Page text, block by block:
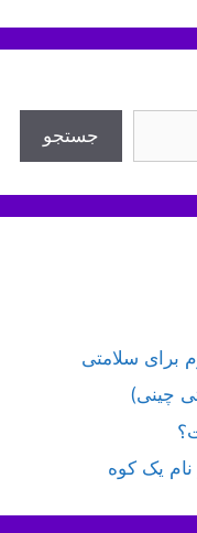
جستجو
برای سلامتی
چینی)
یک کوه